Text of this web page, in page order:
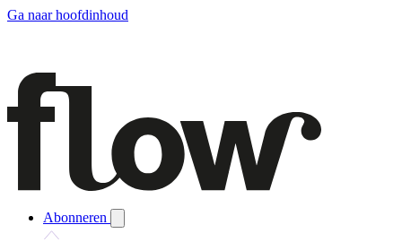
Ga naar hoofdinhoud
Abonneren